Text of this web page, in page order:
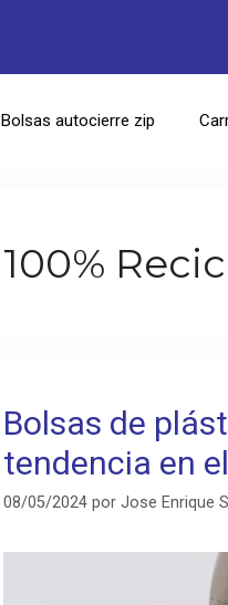
Bolsas autocierre zip
100%
Bolsas de
tendencia en
08/05/2024 por Jose Enrique